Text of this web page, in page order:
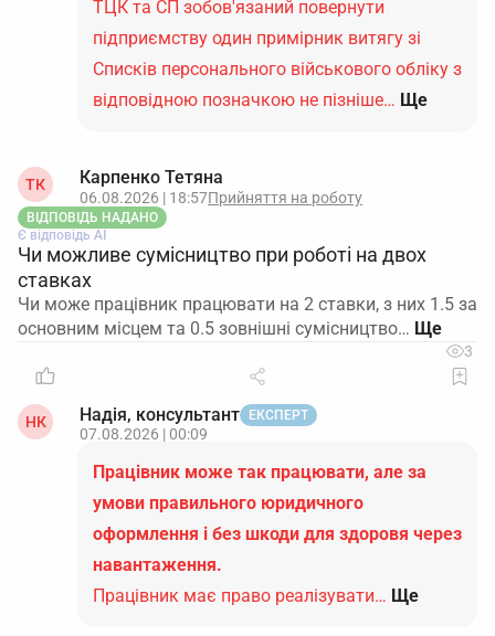
ТЦК та СП зобов'язаний повернути
підприємству один примірник витягу зі
Списків персонального військового обліку з
відповідною позначкою не пізніше… Ще
ТК Карпенко Тетяна
06.08.2026 | 18:57Прийняття на роботу
ВІДПОВІДЬ НАДАНО
Є відповідь АІ
Чи можливе сумісництво при роботі на двох
ставках
Чи може працівник працювати на 2 ставки, з них 1.5 за
основним місцем та 0.5 зовнішні сумісництво…
3
НК Надія, консультант ЕКСПЕРТ
07.08.2026 | 00:09
Працівник може так працювати, але за
умови правильного юридичного
оформлення і без шкоди для здоровя через
навантаження.
Працівник має право реалізувати… Ще